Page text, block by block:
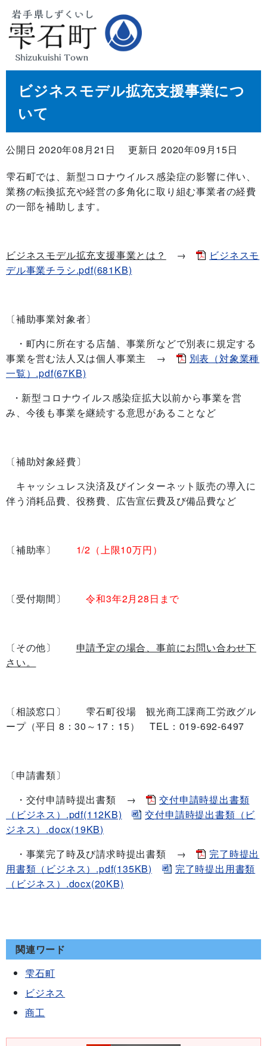
ビジネスモデル拡充支援事業につ
いて
公開日 2020年08月21日
更新日 2020年09月15日
雫石町では、新型コロナウイルス感染症の影響に伴い、
業務の転換拡充や経営の多角化に取り組む事業者の経費
の一部を補助します。
ビジネスモデル拡充支援事業とは？ →
ビジネスモ
デル事業チラシ.pdf(681KB)
〔補助事業対象者〕
・町内に所在する店舗、事業所などで別表に規定する
事業を営む法人又は個人事業主 →
別表（対象業種
一覧）.pdf(67KB)
・新型コロナウイルス感染症拡大以前から事業を営
み、今後も事業を継続する意思があることなど
〔補助対象経費〕
キャッシュレス決済及びインターネット販売の導入に
伴う消耗品費、役務費、広告宣伝費及び備品費など
〔補助率〕 1/2（上限10万円）
〔受付期間〕 令和3年2月28日まで
〔その他〕 申請予定の場合、事前にお問い合わせ下
さい。
〔相談窓口〕 雫石町役場 観光商工課商工労政グル
ープ（平日 8：30～17：15） TEL：019-692-6497
〔申請書類〕
・交付申請時提出書類 →
交付申請時提出書類
（ビジネス）.pdf(112KB)
交付申請時提出書類（ビ
ジネス）.docx(19KB)
・事業完了時及び請求時提出書類 →
完了時提出
用書類（ビジネス）.pdf(135KB)
完了時提出用書類
（ビジネス）.docx(20KB)
関連ワード
雫石町
ビジネス
商工